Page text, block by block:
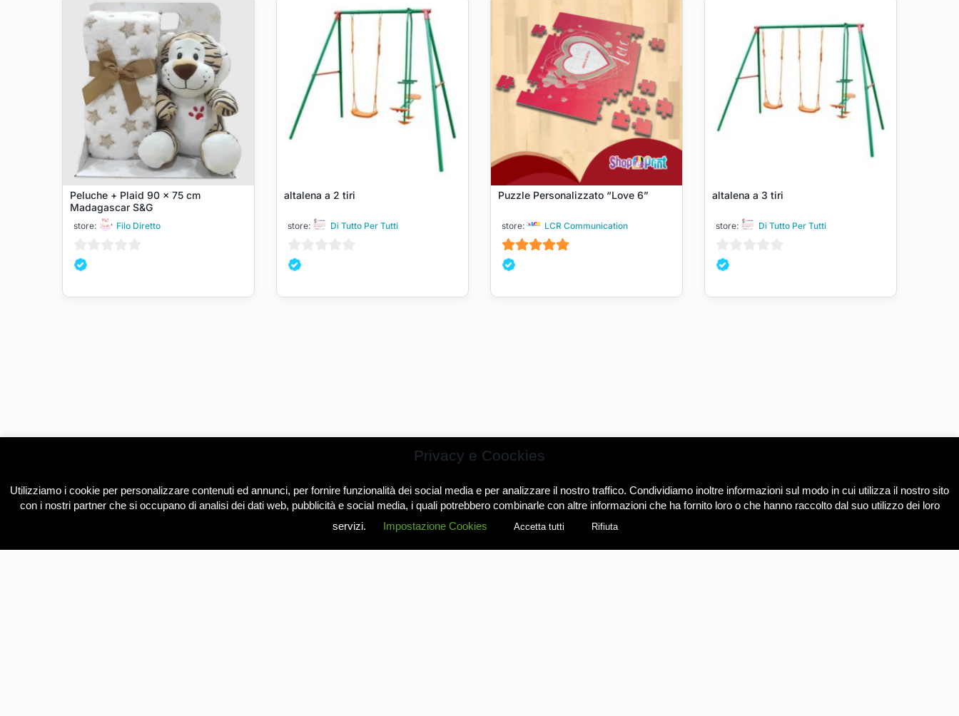
Peluche + Plaid 90 x 75 cm
Madagascar S&G
store: Filo Diretto
0
5
altalena a 2 tiri
store: Di Tutto Per Tutti
0
5
Puzzle Personalizzato “Love 6”
store: LCR Communication
5
altalena a 3 tiri
store: Di Tutto Per Tutti
0
5
Privacy e Coockies
Utilizziamo i cookie per personalizzare contenuti ed annunci, per fornire funzionalità dei social media e per analizzare il nostro traffico. Condividiamo inoltre informazioni sul modo in cui utilizza il nostro sito
con i nostri partner che si occupano di analisi dei dati web, pubblicità e social media, i quali potrebbero combinarle con altre informazioni che ha fornito loro o che hanno raccolto dal suo utilizzo dei loro
servizi.
Impostazione Cookies Accetta tutti Rifiuta